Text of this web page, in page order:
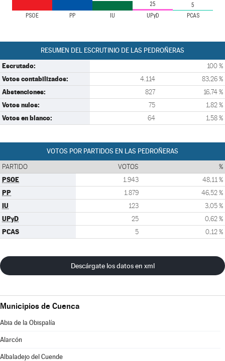
PSOE PP IU UPyD PCAS
25
5
RESUMEN DEL ESCRUTINIO DE LAS PEDROÑERAS
Escrutado: 100 %
Votos contabilizados: 4.114 83,26 %
Abstenciones: 827 16,74 %
Votos nulos: 75 1,82 %
Votos en blanco: 64 1,58 %
VOTOS POR PARTIDOS EN LAS PEDROÑERAS
PARTIDO VOTOS %
PSOE 1.943 48,11 %
PP 1.879 46,52 %
IU 123 3,05 %
UPyD 25 0,62 %
PCAS 5 0,12 %
Descárgate los datos en xml
Municipios de Cuenca
Abia de la Obispalía
Alarcón
Albaladejo del Cuende